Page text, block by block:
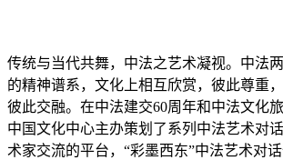
传统与当代共舞，中法之艺术凝视。中法
的精神谱系，文化上相互欣赏，彼此尊重
彼此交融。在中法建交60周年和中法文化
中国文化中心主办策划了系列中法艺术对
术家交流的平台，“彩墨西东”中法艺术对